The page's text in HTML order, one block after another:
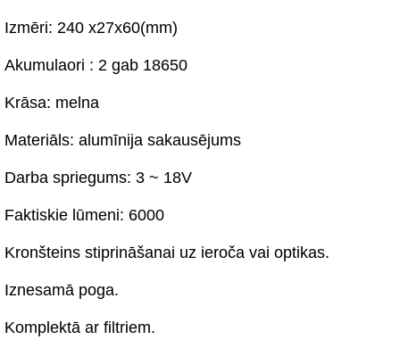
Izmēri: 240 x27x60(mm)
Akumulaori : 2 gab 18650
Krāsa: melna
Materiāls: alumīnija sakausējums
Darba spriegums: 3 ~ 18V
Faktiskie lūmeni: 6000
Kronšteins stiprināšanai uz ieroča vai optikas.
Iznesamā poga.
Komplektā ar filtriem.